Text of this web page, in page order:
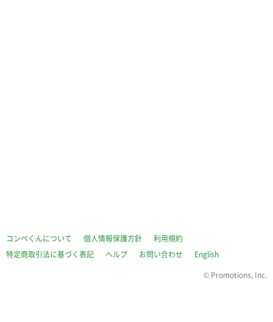
コンペくんについて 個人情報保護方針
利用規約
特定商取引法に基づく表記
ヘルプ お問い合わせ
English
© Promotions, Inc.